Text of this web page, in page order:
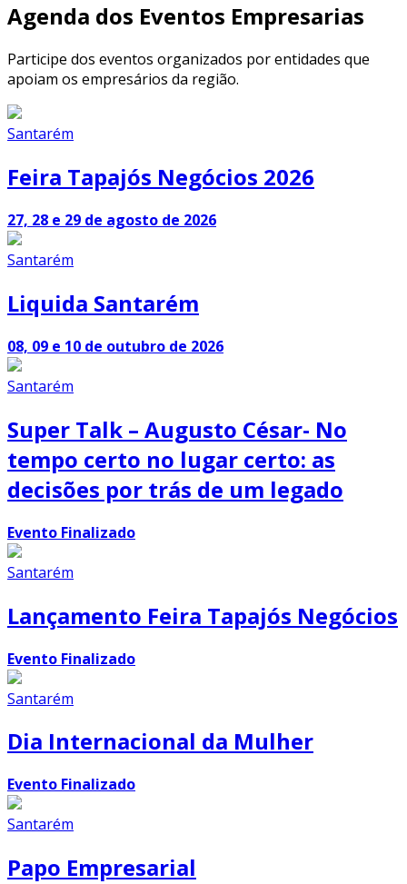
Agenda dos Eventos Empresarias
Participe dos eventos organizados por entidades que
apoiam os empresários da região.
Santarém
Feira Tapajós Negócios 2026
27, 28 e 29 de agosto de 2026
Santarém
Liquida Santarém
08, 09 e 10 de outubro de 2026
Santarém
Super Talk – Augusto César- No
tempo certo no lugar certo: as
decisões por trás de um legado
Evento Finalizado
Santarém
Lançamento Feira Tapajós Negócios
Evento Finalizado
Santarém
Dia Internacional da Mulher
Evento Finalizado
Santarém
Papo Empresarial